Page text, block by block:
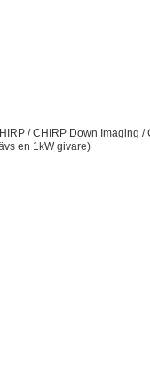
/ CHIRP Down Imaging /
en 1kW givare)